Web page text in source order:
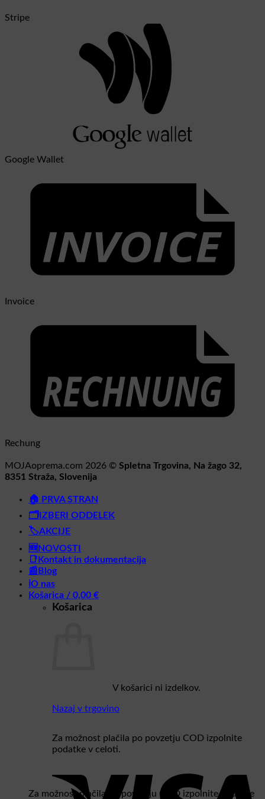
Za možnost plačila po povzetju COD izpolnite podatke
Stripe
Google Wallet
Invoice
Rechung
MOJAoprema.com 2026 © Spletna Trgovina, Na žago 32,
8351 Straža, Slovenija
🏠 PRVA STRAN
🗂️IZBERI ODDELEK
🏷️AKCIJE
🆕NOVOSTI
📑Kontakt in dokumentacija
📰Blog
ℹ️O nas
Košarica / 0,00 €
Košarica
V košarici ni izdelkov.
Nazaj v trgovino
Za možnost plačila po povzetju COD izpolnite
podatke v celoti.